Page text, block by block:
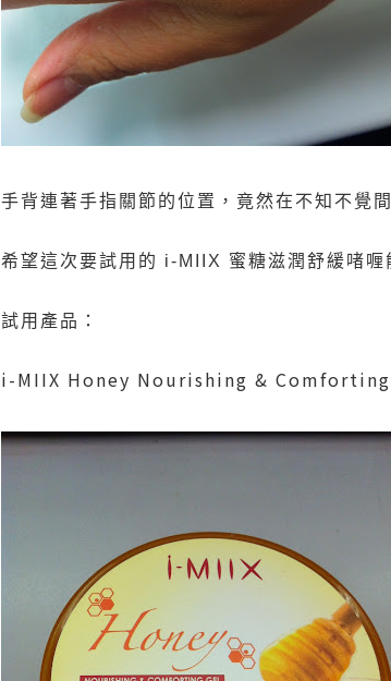
手背連著手指關節的位置，竟然在不知不覺
希望這次要試用的 i-MIIX 蜜糖滋潤舒緩啫喱
試用產品：
i-MIIX Honey Nourishing &